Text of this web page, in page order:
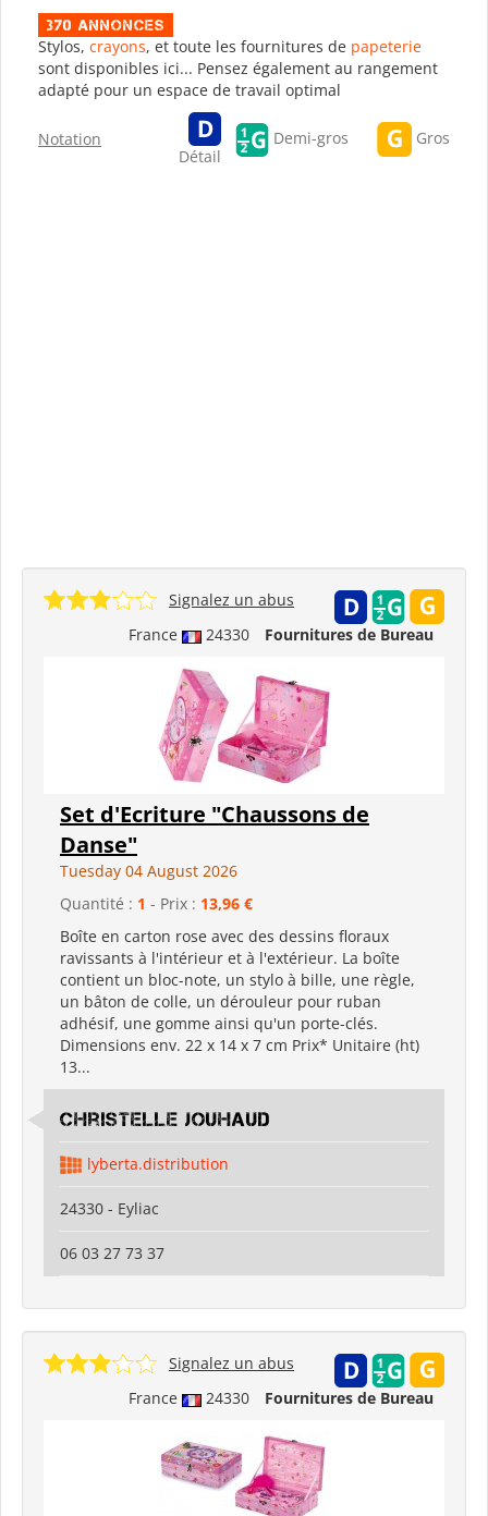
370 Annonces
Stylos, crayons, et toute les fournitures de papeterie
sont disponibles ici... Pensez également au rangement
adapté pour un espace de travail optimal
Notation
Détail
Demi-gros Gros
France 24330 Fournitures de Bureau
Signalez un abus
Set d'Ecriture "Chaussons de
Danse"
Tuesday 04 August 2026
Quantité : 1 - Prix : 13,96 €
Boîte en carton rose avec des dessins floraux
ravissants à l'intérieur et à l'extérieur. La boîte
contient un bloc-note, un stylo à bille, une règle,
un bâton de colle, un dérouleur pour ruban
adhésif, une gomme ainsi qu'un porte-clés.
Dimensions env. 22 x 14 x 7 cm Prix* Unitaire (ht)
13...
Christelle Jouhaud
lyberta.distribution
24330 - Eyliac
06 03 27 73 37
France 24330 Fournitures de Bureau
Signalez un abus